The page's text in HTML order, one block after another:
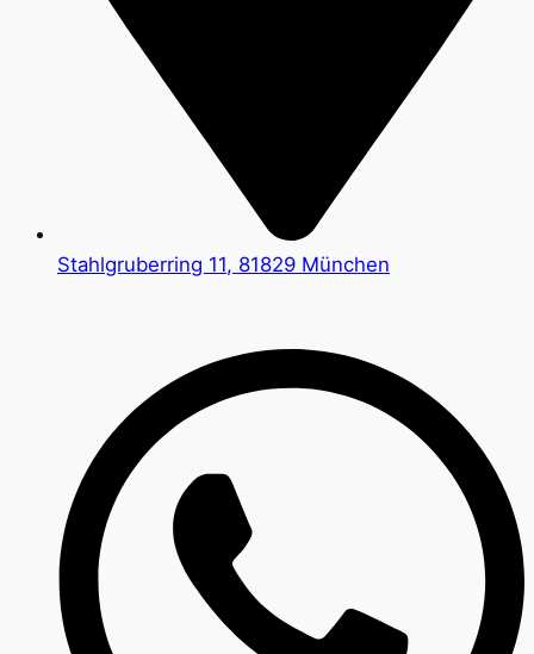
Stahlgruberring 11, 81829 München